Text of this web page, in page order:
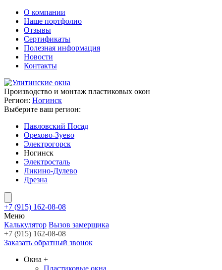
О компании
Наше портфолио
Отзывы
Сертификаты
Полезная информация
Новости
Контакты
Производство и монтаж пластиковых окон
Регион: Ногинск
Выберите ваш регион:
Павловский Посад
Орехово-Зуево
Электрогорск
Ногинск
Электросталь
Ликино-Дулево
Дрезна
+7 (915) 162-08-08
Меню
Калькулятор Вызов замерщика
+7 (915) 162-08-08
Заказать обратный звонок
Окна +
Пластиковые окна